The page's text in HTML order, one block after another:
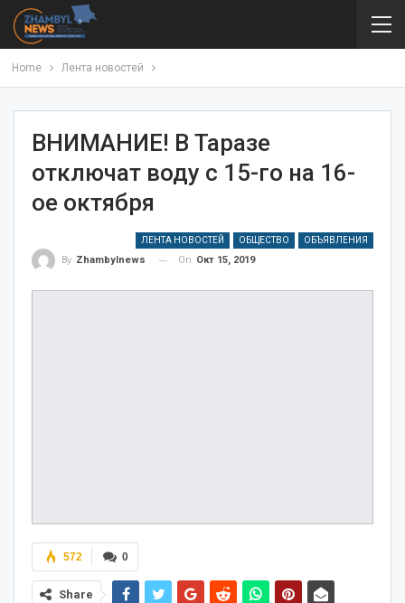
Home Лента новостей
ВНИМАНИЕ! В Таразе
отключат воду с 15-го на 16-
ое октября
ЛЕНТА НОВОСТЕЙ ОБЩЕСТВО ОБЪЯВЛЕНИЯ
By Zhambylnews On Окт 15, 2019
0
572
Share